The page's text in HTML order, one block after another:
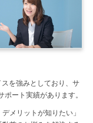
を強みとしており、サ
ート実績があります。
メリットが知りたい」